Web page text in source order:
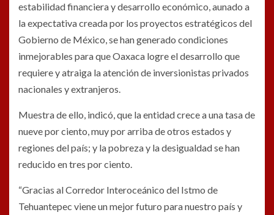
estabilidad financiera y desarrollo económico, aunado a
la expectativa creada por los proyectos estratégicos del
Gobierno de México, se han generado condiciones
inmejorables para que Oaxaca logre el desarrollo que
requiere y atraiga la atención de inversionistas privados
nacionales y extranjeros.
Muestra de ello, indicó, que la entidad crece a una tasa de
nueve por ciento, muy por arriba de otros estados y
regiones del país; y la pobreza y la desigualdad se han
reducido en tres por ciento.
“Gracias al Corredor Interoceánico del Istmo de
Tehuantepec viene un mejor futuro para nuestro país y